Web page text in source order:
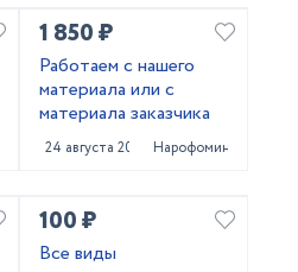
1 850 ₽
Работаем с нашего
материала или с
материала заказчика
24 августа 2023 Нарофоминск
100 ₽
Все виды